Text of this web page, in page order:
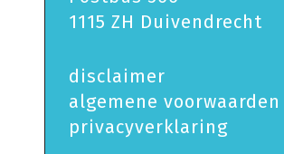
1115 ZH Duivendrecht
disclaimer
algemene voorwaarden
privacy­verklaring